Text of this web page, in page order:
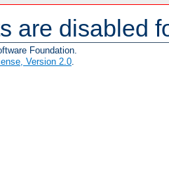
are disabled
Foundation.
Version 2.0